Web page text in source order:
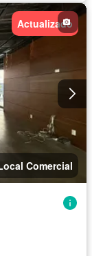
Actualizado
Comercial